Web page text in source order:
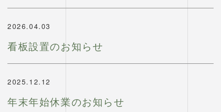
2026.04.03
看板設置のお知らせ
2025.12.12
年末年始休業のお知らせ